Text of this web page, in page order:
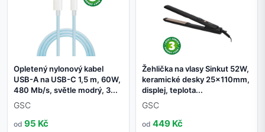
Opletený nylonový kabel
USB-A na USB-C 1,5 m, 60W,
480 Mb/s, světle modrý, 3...
GSC
od 95 Kč
Žehlička na vlasy Sinkut 52W,
keramické desky 25x110mm,
displej, teplota...
GSC
od 449 Kč